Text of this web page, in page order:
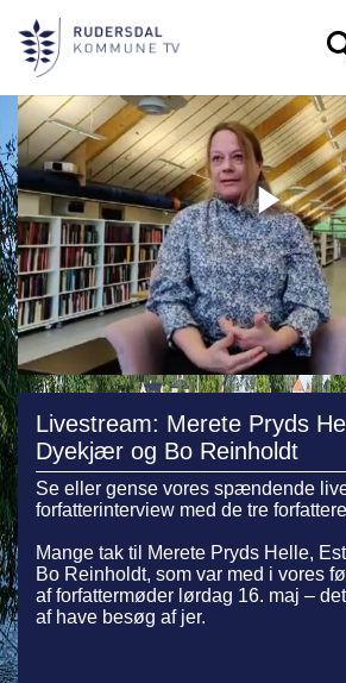
Livestream: Merete Pryds
Dyekjær og Bo Reinholdt
Se eller gense vores spændende
forfatterinterview med de tre
Mange tak til Merete Pryds Helle,
Bo Reinholdt, som var med i vores
af forfattermøder lørdag 16. maj –
af have besøg af jer.